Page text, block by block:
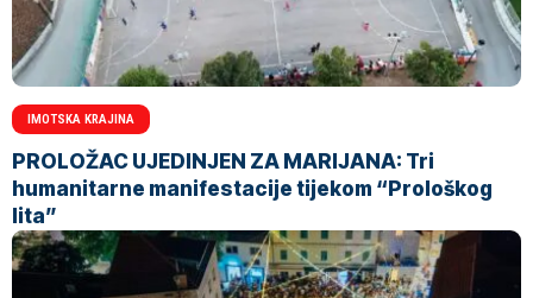
IMOTSKA KRAJINA
PROLOŽAC UJEDINJEN ZA MARIJANA: Tri
humanitarne manifestacije tijekom “Prološkog
lita”